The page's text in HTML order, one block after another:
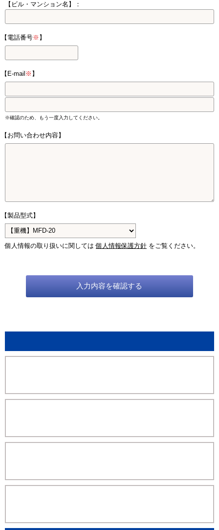
【ビル・マンション名】：
【電話番号※ 】
【E-mail ※ 】
※確認のため、もう一度入力してください。
【お問い合わせ内容】
【製品型式】
個人情報の取り扱いに関しては個人情報保護方針 をご覧ください。
入力内容を確認する